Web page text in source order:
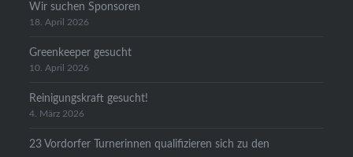
Wir suchen Sponsoren
18. April 2026
Greenkeeper gesucht
10. April 2026
Reinigungskraft gesucht!
4. März 2026
23 Vordorfer Turnerinnen qualifizieren sich zu den